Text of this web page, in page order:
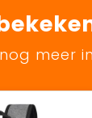
meer